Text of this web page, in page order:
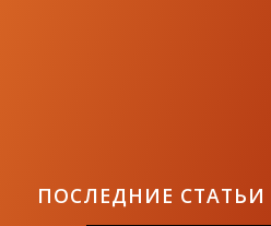
ПОСЛЕДНИЕ СТАТЬИ